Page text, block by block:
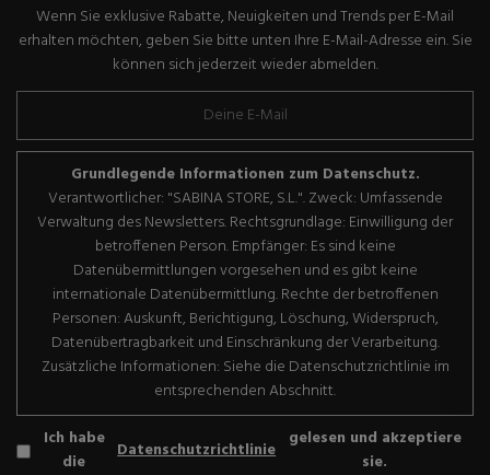
Wenn Sie exklusive Rabatte, Neuigkeiten und Trends per E-Mail
erhalten möchten, geben Sie bitte unten Ihre E-Mail-Adresse ein. Sie
können sich jederzeit wieder abmelden.
Grundlegende Informationen zum Datenschutz.
Verantwortlicher: "SABINA STORE, S.L.". Zweck: Umfassende
Verwaltung des Newsletters. Rechtsgrundlage: Einwilligung der
betroffenen Person. Empfänger: Es sind keine
Datenübermittlungen vorgesehen und es gibt keine
internationale Datenübermittlung. Rechte der betroffenen
Personen: Auskunft, Berichtigung, Löschung, Widerspruch,
Datenübertragbarkeit und Einschränkung der Verarbeitung.
Zusätzliche Informationen: Siehe die Datenschutzrichtlinie im
entsprechenden Abschnitt.
Ich habe
die
Datenschutzrichtlinie gelesen und akzeptiere
sie.